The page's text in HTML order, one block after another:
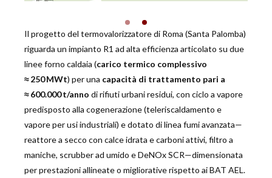
Il progetto del termovalorizzatore di Roma (Santa Palomba)
riguarda un impianto R1 ad alta efficienza articolato su due
linee forno caldaia (carico termico complessivo
≈ 250 MWt) per una capacità di trattamento pari a
≈ 600.000 t/anno di rifiuti urbani residui, con ciclo a vapore
predisposto alla cogenerazione (teleriscaldamento e
vapore per usi industriali) e dotato di linea fumi avanzata—
reattore a secco con calce idrata e carboni attivi, filtro a
maniche, scrubber ad umido e DeNOx SCR—dimensionata
per prestazioni allineate o migliorative rispetto ai BAT AEL.